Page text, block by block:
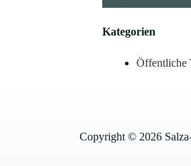
Kategorien
Öffentliche
Copyright © 2026